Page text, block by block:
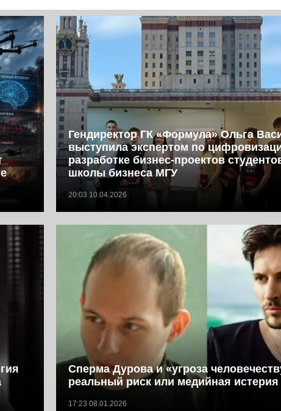
Гендиректор ГК «Формула» Ольга
выступила экспертом по
разработке бизнес-проектов
школы бизнеса МГУ
20:03 10.04.2026
Сперма Дурова и «угроза
реальный риск или медийная истерия
17:23 08.01.2026